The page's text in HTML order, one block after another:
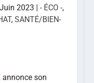
2023 | - ÉCO -,
, SANTÉ/BIEN-
annonce son